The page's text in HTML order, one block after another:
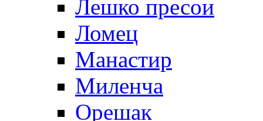
Лешко пресои
Ломец
Манастир
Миленча
Орешак